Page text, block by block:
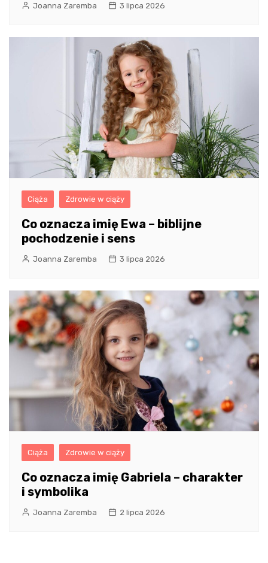
Joanna Zaremba 3 lipca 2026
Ciąża Zdrowie w ciąży
Co oznacza imię Ewa – biblijne
pochodzenie i sens
Joanna Zaremba 3 lipca 2026
Ciąża Zdrowie w ciąży
Co oznacza imię Gabriela – charakter
i symbolika
Joanna Zaremba 2 lipca 2026